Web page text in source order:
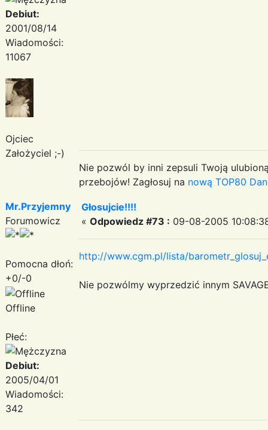
Debiut:
2001/08/14
Wiadomości:
11067
Ojciec
Założyciel ;-)
Nie pozwól by inni zepsuli Twoją
przebojów! Zagłosuj na nową TOP80
Mr.Przyjemny
Forumowicz
Pomocna dłoń:
+0/-0
Offline
Płeć:
Debiut:
2005/04/01
Wiadomości:
342
Głosujcie!!!!
« Odpowiedz #73 : 09-08-2005
http://www.cgm.pl/lista/
Nie pozwólmy wyprzedzić innym